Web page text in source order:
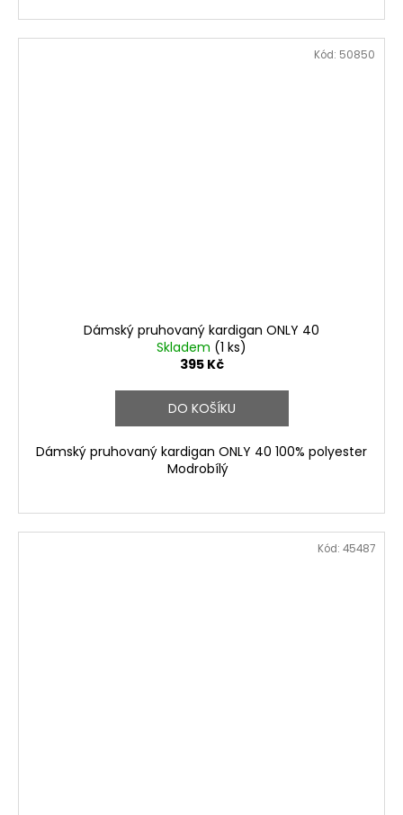
Dámský pruhovaný kardigan ONLY 40
Skladem (1 ks)
395 Kč
DO KOŠÍKU
Dámský pruhovaný kardigan ONLY 40 100% polyester
Modrobílý
Kód: 50850
Kód: 45487